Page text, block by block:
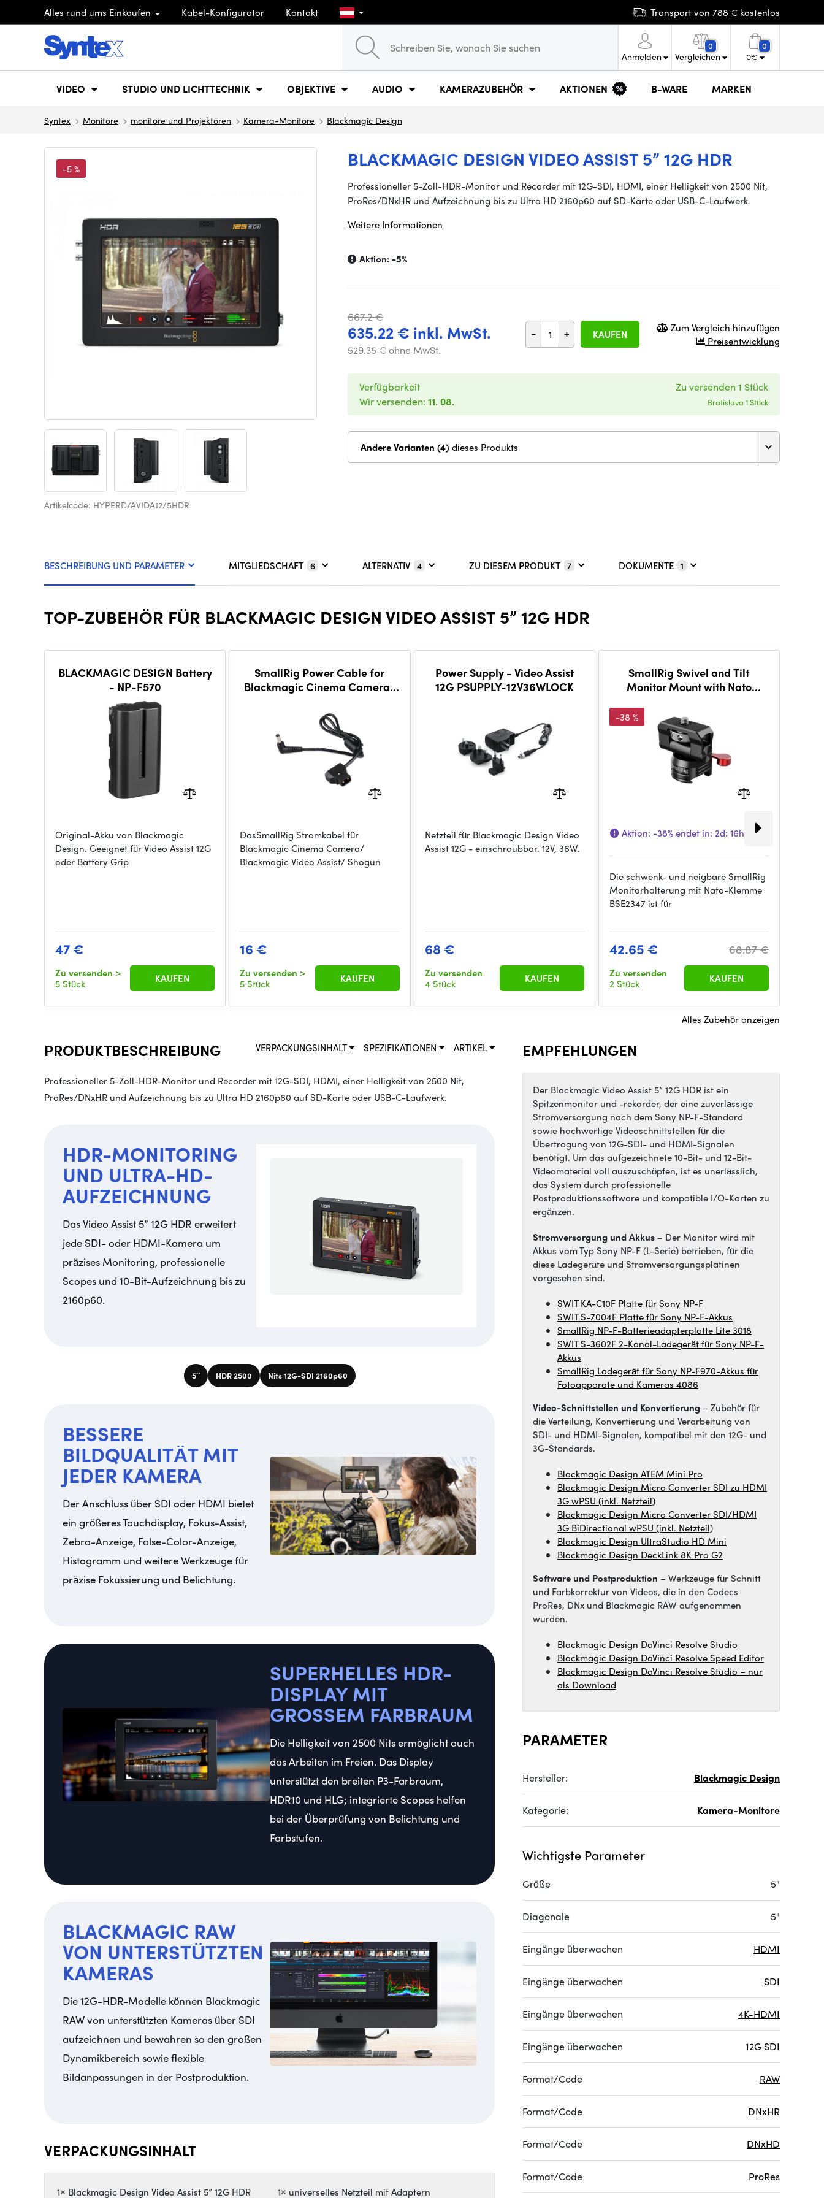
Alles rund ums Einkaufen Kabel-Konfigurator Kontakt Transport von 788 € kostenlos
Anmelden
0
Vergleichen
0
0€
VIDEO STUDIO UND LICHTTECHNIK OBJEKTIVE AUDIO KAMERAZUBEHÖR AKTIONEN B-WARE MARKEN
Syntex Monitore monitore und Projektoren Kamera-Monitore Blackmagic Design
BLACKMAGIC DESIGN VIDEO ASSIST 5” 12G HDR
-5 %
Artikelcode: HYPERD/AVIDA12/5HDR
Professioneller 5-Zoll-HDR-Monitor und Recorder mit 12G-SDI, HDMI, einer Helligkeit von 2500 Nit,
ProRes/DNxHR und Aufzeichnung bis zu Ultra HD 2160p60 auf SD-Karte oder USB-C-Laufwerk.
Weitere Informationen
Aktion:-5%
667.2 €
635.22 € inkl. MwSt.
529.35 € ohne MwSt.
- + KAUFEN
Zum Vergleich hinzufügen
Preisentwicklung
Verfügbarkeit
Wir versenden: 11. 08.
Zu versenden 1 Stück
Bratislava 1 Stück
Andere Varianten (4) dieses Produkts
BESCHREIBUNG UND PARAMETER MITGLIEDSCHAFT 6 ALTERNATIV 4 ZU DIESEM PRODUKT 7 DOKUMENTE 1
TOP-ZUBEHÖR FÜR BLACKMAGIC DESIGN VIDEO ASSIST 5” 12G HDR
BLACKMAGIC DESIGN Battery
- NP-F570
Original-Akku von Blackmagic
Design. Geeignet für Video Assist 12G
oder Battery Grip
47 €
Zu versenden >
5 Stück
KAUFEN
SmallRig Power Cable for
Blackmagic Cinema Camera/
Shogun Monitor 1819
DasSmallRig Stromkabel für
Blackmagic Cinema Camera/
Blackmagic Video Assist/ Shogun
16 €
Zu versenden >
5 Stück
KAUFEN
Power Supply - Video Assist
12G PSUPPLY-12V36WLOCK
Netzteil für Blackmagic Design Video
Assist 12G - einschraubbar. 12V, 36W.
68 €
Zu versenden
4 Stück
KAUFEN
SmallRig Swivel and Tilt
Monitor Mount with Nato
-38 %
Aktion: -38%endet in:2d: 16h: 05m
Die schwenk- und neigbare SmallRig
Monitorhalterung mit Nato-Klemme
BSE2347 ist für
42.65 € 68.87 €
Zu versenden
2 Stück
KAUFEN
Alles Zubehör anzeigen
ARTIKEL
SPEZIFIKATIONEN
VERPACKUNGSINHALT
PRODUKTBESCHREIBUNG
Professioneller 5-Zoll-HDR-Monitor und Recorder mit 12G-SDI, HDMI, einer Helligkeit von 2500 Nit,
ProRes/DNxHR und Aufzeichnung bis zu Ultra HD 2160p60 auf SD-Karte oder USB-C-Laufwerk.
HDR-MONITORING
UND ULTRA-HD-
AUFZEICHNUNG
Das Video Assist 5” 12G HDR erweitert
jede SDI- oder HDMI-Kamera um
präzises Monitoring, professionelle
Scopes und 10-Bit-Aufzeichnung bis zu
2160p60.
5″ HDR 2500 Nits 12G-SDI 2160p60
BESSERE
BILDQUALITÄT MIT
JEDER KAMERA
Der Anschluss über SDI oder HDMI bietet
ein größeres Touchdisplay, Fokus-Assist,
Zebra-Anzeige, False-Color-Anzeige,
Histogramm und weitere Werkzeuge für
präzise Fokussierung und Belichtung.
SUPERHELLES HDR-
DISPLAY MIT
GROSSEM FARBRAUM
Die Helligkeit von 2500 Nits ermöglicht auch
das Arbeiten im Freien. Das Display
unterstützt den breiten P3-Farbraum,
HDR10 und HLG; integrierte Scopes helfen
bei der Überprüfung von Belichtung und
Farbstufen.
BLACKMAGIC RAW
VON UNTERSTÜTZTEN
KAMERAS
Die 12G-HDR-Modelle können Blackmagic
RAW von unterstützten Kameras über SDI
aufzeichnen und bewahren so den großen
Dynamikbereich sowie flexible
Bildanpassungen in der Postproduktion.
VERPACKUNGSINHALT
1× Blackmagic Design Video Assist 5” 12G HDR 1× universelles Netzteil mit Adaptern
EMPFEHLUNGEN
Der Blackmagic Video Assist 5” 12G HDR ist ein
Spitzenmonitor und -rekorder, der eine zuverlässige
Stromversorgung nach dem Sony NP-F-Standard
sowie hochwertige Videoschnittstellen für die
Übertragung von 12G-SDI- und HDMI-Signalen
benötigt. Um das aufgezeichnete 10-Bit- und 12-Bit-
Videomaterial voll auszuschöpfen, ist es unerlässlich,
das System durch professionelle
Postproduktionssoftware und kompatible I/O-Karten zu
ergänzen.
Stromversorgung und Akkus – Der Monitor wird mit
Akkus vom Typ Sony NP-F (L-Serie) betrieben, für die
diese Ladegeräte und Stromversorgungsplatinen
vorgesehen sind.
SWIT KA-C10F Platte für Sony NP-F
SWIT S-7004F Platte für Sony NP-F-Akkus
SmallRig NP-F-Batterieadapterplatte Lite 3018
SWIT S-3602F 2-Kanal-Ladegerät für Sony NP-F-
Akkus
SmallRig Ladegerät für Sony NP-F970-Akkus für
Fotoapparate und Kameras 4086
Video-Schnittstellen und Konvertierung – Zubehör für
die Verteilung, Konvertierung und Verarbeitung von
SDI- und HDMI-Signalen, kompatibel mit den 12G- und
3G-Standards.
Blackmagic Design ATEM Mini Pro
Blackmagic Design Micro Converter SDI zu HDMI
3G wPSU (inkl. Netzteil)
Blackmagic Design Micro Converter SDI/HDMI
3G BiDirectional wPSU (inkl. Netzteil)
Blackmagic Design UltraStudio HD Mini
Blackmagic Design DeckLink 8K Pro G2
Software und Postproduktion – Werkzeuge für Schnitt
und Farbkorrektur von Videos, die in den Codecs
ProRes, DNx und Blackmagic RAW aufgenommen
wurden.
Blackmagic Design DaVinci Resolve Studio
Blackmagic Design DaVinci Resolve Speed Editor
Blackmagic Design DaVinci Resolve Studio – nur
als Download
PARAMETER
Hersteller: Blackmagic Design
Kategorie: Kamera-Monitore
Wichtigste Parameter
Größe 5"
Diagonale 5"
Eingänge überwachen HDMI
Eingänge überwachen SDI
Eingänge überwachen 4K-HDMI
Eingänge überwachen 12G SDI
Format/Code RAW
Format/Code DNxHR
Format/Code DNxHD
Format/Code ProRes